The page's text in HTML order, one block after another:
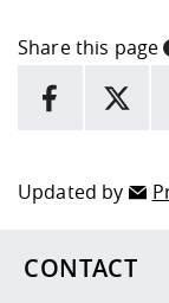
Share this page
Here are more
facebook
X
Updated by
CONTACT